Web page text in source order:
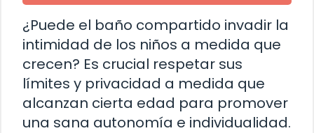
¿Puede el baño compartido invadir la
intimidad de los niños a medida que
crecen? Es crucial respetar sus
límites y privacidad a medida que
alcanzan cierta edad para promover
una sana autonomía e individualidad.